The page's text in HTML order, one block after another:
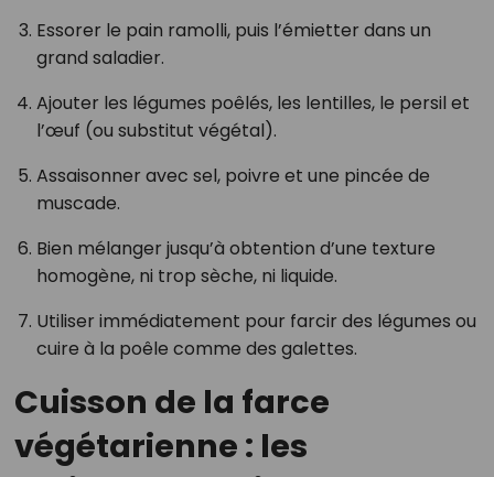
Essorer le pain ramolli, puis l’émietter dans un
grand saladier.
Ajouter les légumes poêlés, les lentilles, le persil et
l’œuf (ou substitut végétal).
Assaisonner avec sel, poivre et une pincée de
muscade.
Bien mélanger jusqu’à obtention d’une texture
homogène, ni trop sèche, ni liquide.
Utiliser immédiatement pour farcir des légumes ou
cuire à la poêle comme des galettes.
Cuisson de la farce
végétarienne : les